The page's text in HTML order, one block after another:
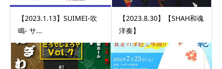
【2023.1.13】SUIMEI-吹
鳴- サ...
【2023.8.30】【SHAH和魂
洋奏】